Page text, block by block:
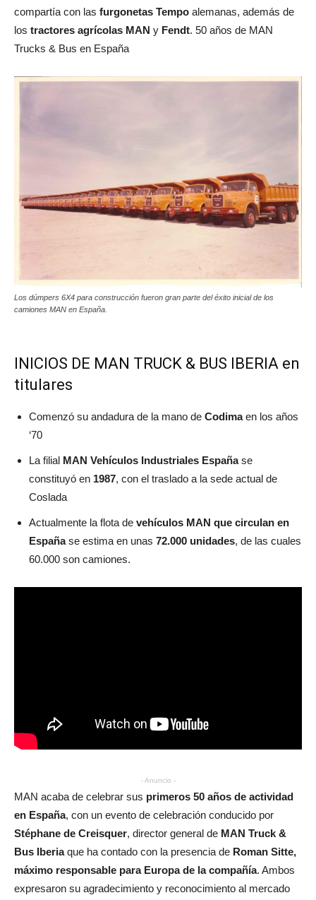
compartía con las furgonetas Tempo alemanas, además de
los tractores agrícolas MAN y Fendt. 50 años de MAN
Trucks & Bus en España
Los dúmpers 6X4 para construcción fueron gran parte del éxito inicial de los
camiones MAN en España.
INICIOS DE MAN TRUCK & BUS IBERIA en
titulares
Comenzó su andadura de la mano de Codimaen los años
‘70
La filial MAN Vehículos Industriales Españase
constituyó en 1987, con el traslado a la sede actual de
Coslada
Actualmente la flota de vehículos MAN que circulan en
Españase estima en unas 72.000 unidades, de las cuales
60.000 son camiones.
- Anuncio -
MAN acaba de celebrar sus primeros 50 años de actividad
en España, con un evento de celebración conducido por
Stéphane de Creisquer, director general de MAN Truck &
Bus Iberiaque ha contado con la presencia de Roman Sitte,
máximo responsable para Europa de la compañía. Ambos
expresaron su agradecimiento y reconocimiento al mercado